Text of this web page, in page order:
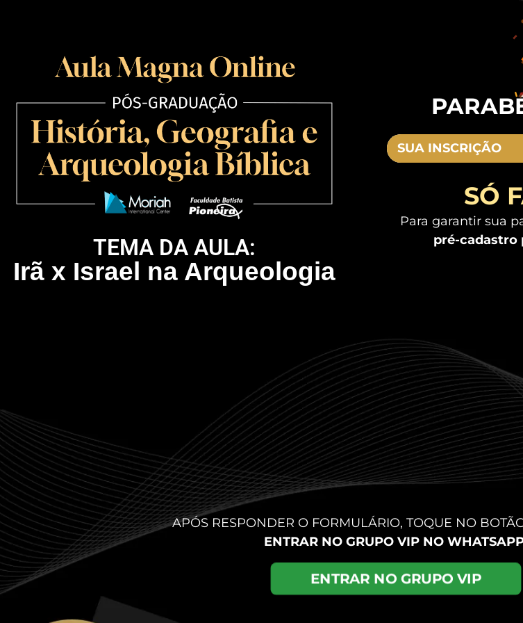
TEMA DA AULA:
Irã x Israel na Arqueologia
SUA INSCRIÇÃO
SÓ
Para garantir sua
pré-cadastro
APÓS RESPONDER O FORMULÁRIO, TOQUE NO
ENTRAR NO GRUPO VIP NO
ENTRAR NO GRUPO VIP